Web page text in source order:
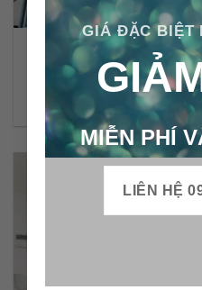
GIÁ ĐẶC BIỆT
MIỄN PHÍ
LIÊN HỆ
Gạch bông cổ điển –
các công trình